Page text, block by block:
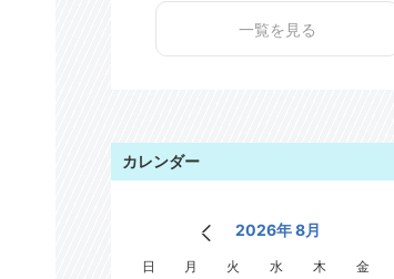
一覧を見る
カレンダー
2026年 8月
日 月 火 水 木 金